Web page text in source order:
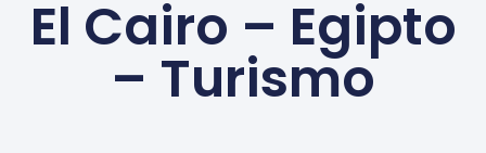
El Cairo – Egipto
– Turismo